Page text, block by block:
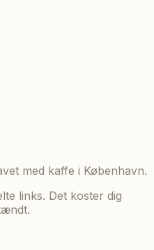
med kaffe i København.
links. Det koster dig